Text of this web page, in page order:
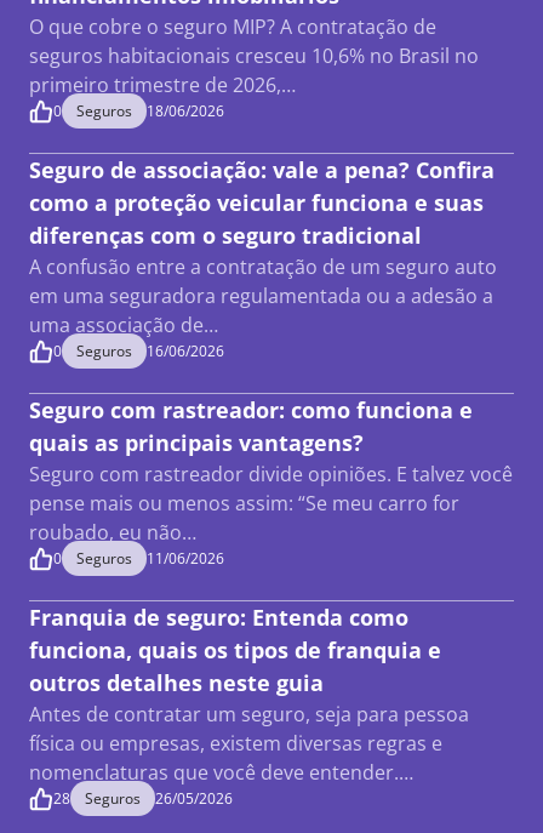
O que cobre o seguro MIP? A contratação de
seguros habitacionais cresceu 10,6% no Brasil no
primeiro trimestre de 2026,…
0 Seguros 18/06/2026
Seguro de associação: vale a pena? Confira
como a proteção veicular funciona e suas
diferenças com o seguro tradicional
A confusão entre a contratação de um seguro auto
em uma seguradora regulamentada ou a adesão a
uma associação de…
0 Seguros 16/06/2026
Seguro com rastreador: como funciona e
quais as principais vantagens?
Seguro com rastreador divide opiniões. E talvez você
pense mais ou menos assim: “Se meu carro for
roubado, eu não…
0 Seguros 11/06/2026
Franquia de seguro: Entenda como
funciona, quais os tipos de franquia e
outros detalhes neste guia
Antes de contratar um seguro, seja para pessoa
física ou empresas, existem diversas regras e
nomenclaturas que você deve entender.…
28 Seguros 26/05/2026